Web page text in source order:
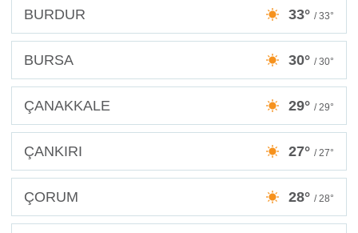
BURDUR 33° / 33°
BURSA 30° / 30°
ÇANAKKALE 29° / 29°
ÇANKIRI 27° / 27°
ÇORUM 28° / 28°